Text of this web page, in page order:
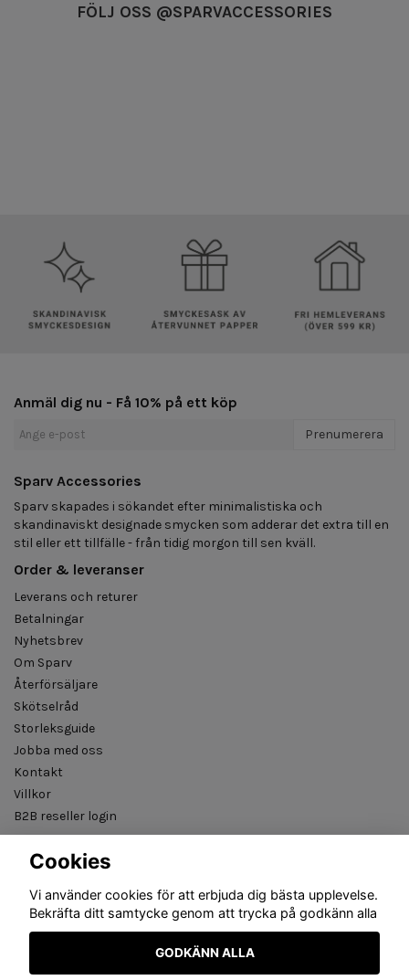
FÖLJ OSS @SPARVACCESSORIES
Anmäl dig nu - Få 10% på ett köp
Prenumerera
Sparv Accessories
Sparv skapades i sökandet efter minimalistiska och
skandinaviskt designade smycken som adderar det extra till en
stil eller ett tillfälle - från tidig morgon till sen kväll.
Order & leveranser
Leverans och returer
Betalningar
Nyhetsbrev
Om Sparv
Återförsäljare
Skötselråd
Storleksguide
Jobba med oss
Kontakt
Villkor
B2B reseller login
Cookies
Vi använder cookies för att erbjuda dig bästa upplevelse.
Bekräfta ditt samtycke genom att trycka på godkänn alla
GODKÄNN ALLA